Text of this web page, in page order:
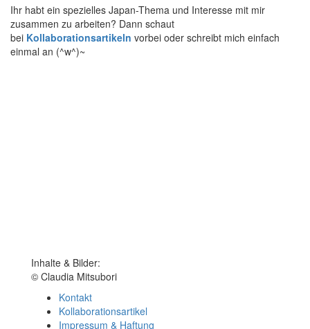
Ihr habt ein spezielles Japan-Thema und Interesse mit mir
zusammen zu arbeiten? Dann schaut
bei Kollaborationsartikeln vorbei oder schreibt mich einfach
einmal an (^w^)~
Inhalte & Bilder:
© Claudia Mitsubori
Kontakt
Kollaborationsartikel
Impressum & Haftung